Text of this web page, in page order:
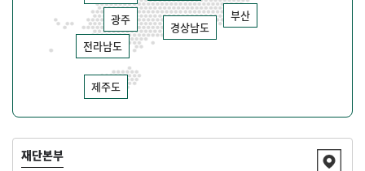
부산
광주
전라남도
경상남도
제주도
재단본부